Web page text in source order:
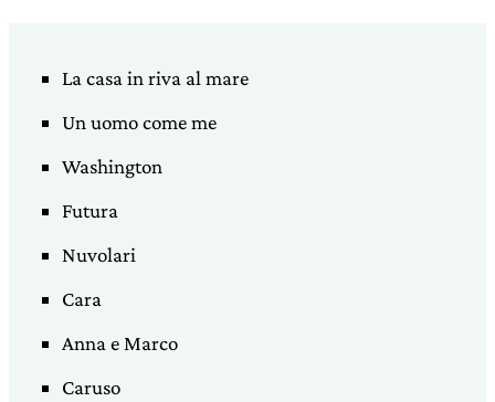
La casa in riva al mare
Un uomo come me
Washington
Futura
Nuvolari
Cara
Anna e Marco
Caruso